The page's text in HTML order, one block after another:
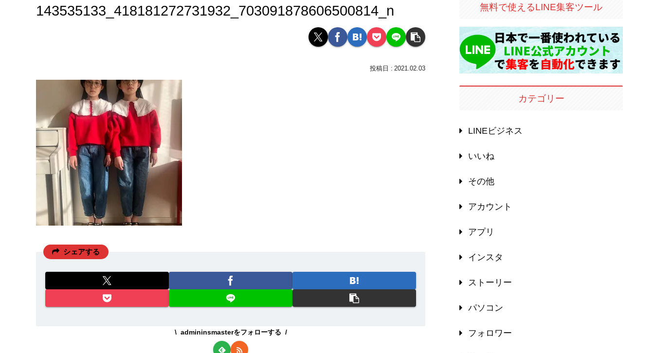
143535133_418181272731932_703091878606500814_n
2021.02.03
シェアする
admininsmasterをフォローする
無料で使えるLINE集客ツール
カテゴリー
LINEビジネス
いいね
その他
アカウント
アプリ
インスタ
ストーリー
パソコン
フォロワー